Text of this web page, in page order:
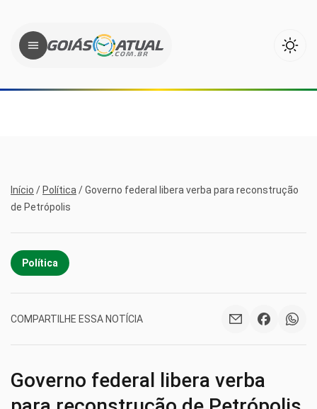
Início / Política /Governo federal libera verba para reconstrução
de Petrópolis
Política
COMPARTILHE ESSA NOTÍCIA
Governo federal libera verba